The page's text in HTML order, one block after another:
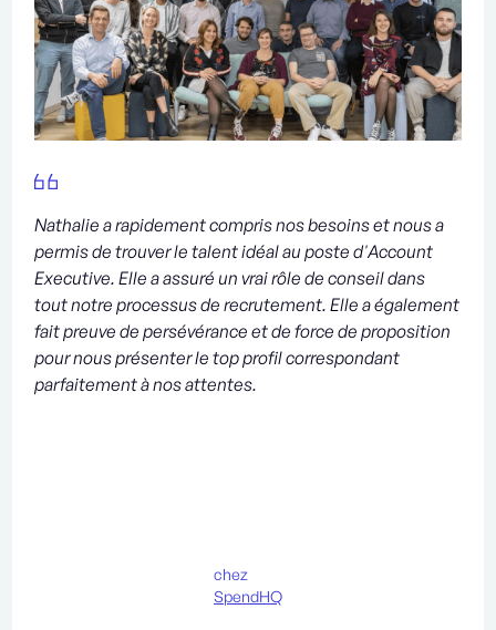
Nathalie a rapidement compris nos besoins et nous a
permis de trouver le talent idéal au poste d'Account
Executive. Elle a assuré un vrai rôle de conseil dans
tout notre processus de recrutement. Elle a également
fait preuve de persévérance et de force de proposition
pour nous présenter le top profil correspondant
parfaitement à nos attentes.
chez
SpendHQ